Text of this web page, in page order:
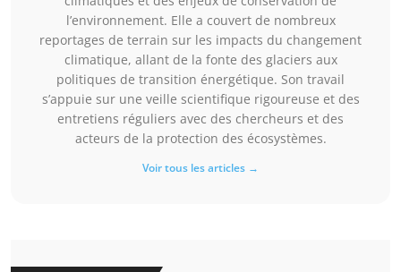
l’environnement. Elle a couvert de nombreux
reportages de terrain sur les impacts du changement
climatique, allant de la fonte des glaciers aux
politiques de transition énergétique. Son travail
s’appuie sur une veille scientifique rigoureuse et des
entretiens réguliers avec des chercheurs et des
acteurs de la protection des écosystèmes.
Voir tous les articles →